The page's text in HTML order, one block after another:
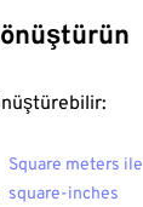
Square meters ile
square-inches